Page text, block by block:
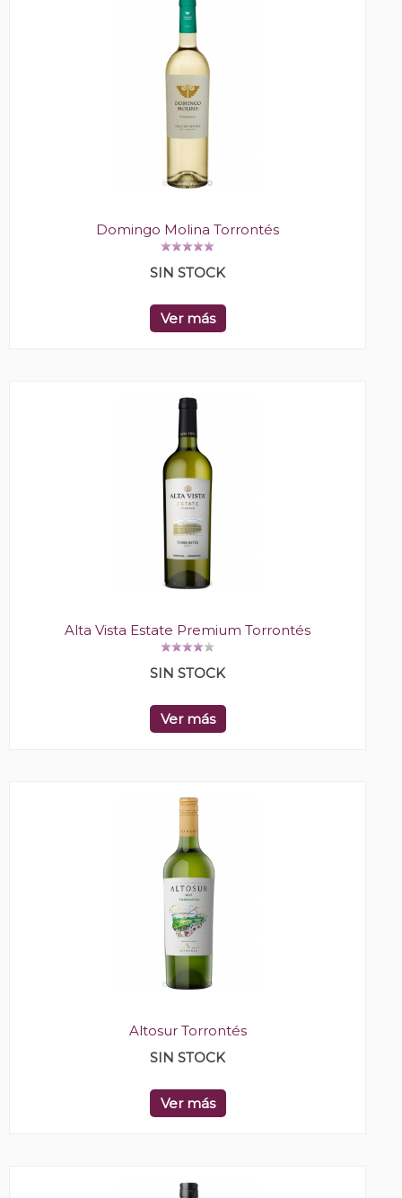
Domingo Molina Torrontés
SIN STOCK
Ver más
Alta Vista Estate Premium Torrontés
SIN STOCK
Ver más
Altosur Torrontés
SIN STOCK
Ver más